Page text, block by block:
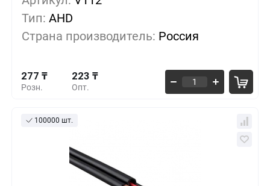
Тип: AHD
Страна производитель: Россия
Розн.
277 ₸
Опт.
223 ₸
400+
800+ -14%
100000 шт.